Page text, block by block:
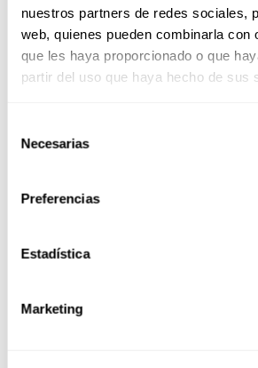
nuestros partners de redes sociales,
web, quienes pueden combinarla con
que les haya proporcionado o que
partir del uso que haya hecho de sus
Necesarias
Preferencias
Estadística
Marketing